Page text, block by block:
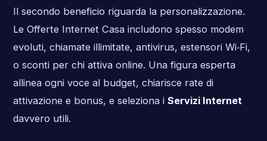
Il secondo beneficio riguarda la personalizzazione.
Le Offerte Internet Casa includono spesso modem
evoluti, chiamate illimitate, antivirus, estensori Wi‑Fi,
o sconti per chi attiva online. Una figura esperta
allinea ogni voce al budget, chiarisce rate di
attivazione e bonus, e seleziona i Servizi Internet
davvero utili.